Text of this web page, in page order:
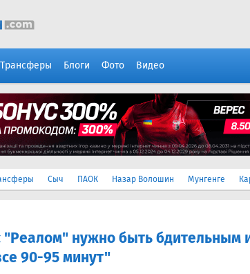
Трансферы Блоги Фото Видео
Сыч ПАОК Назар Волошин Мунгенге
"Реалом" нужно быть бдительным
90-95 минут"